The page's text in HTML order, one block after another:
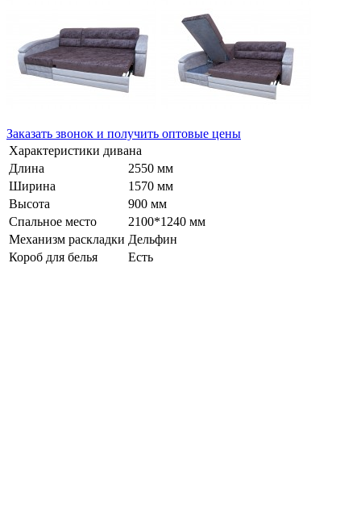
Заказать звонок и получить оптовые цены
Характеристики дивана
Длина
2550 мм
Ширина
1570 мм
Высота
900 мм
Спальное место
2100*1240 мм
Механизм раскладки Дельфин
Короб для белья
Есть